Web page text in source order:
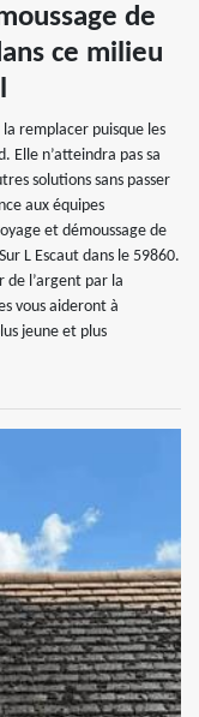
de
ce milieu
remplacer puisque les
Elle n’atteindra pas sa
solutions sans passer
aux équipes
et démoussage de
L Escaut dans le 59860.
de l’argent par la
vous aideront à
jeune et plus